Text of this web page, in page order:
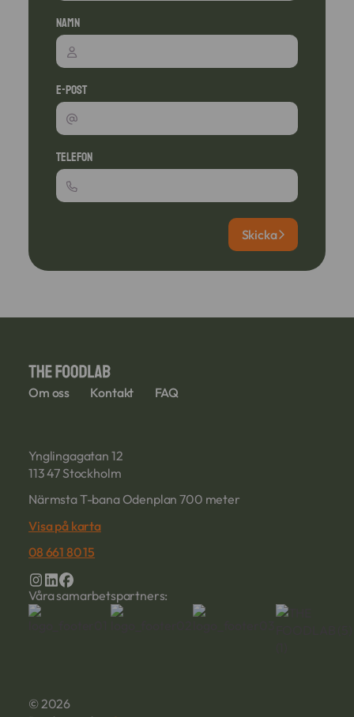
Namn
E-post
Telefon
Skicka
Om oss Kontakt FAQ
Ynglingagatan 12
113 47 Stockholm
Närmsta T-bana Odenplan 700 meter
Visa på karta
08 661 80 15
Våra samarbetspartners:
© 2026